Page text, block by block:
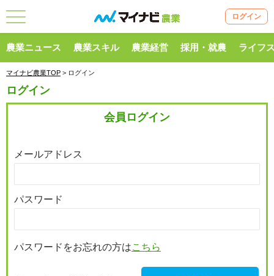
ログイン
農業ニュース 農業スキル 農業経営 採用・就農 ライフ
マイナビ農業TOP > ログイン
ログイン
会員ログイン
メールアドレス
パスワード
パスワードをお忘れの方はこちら